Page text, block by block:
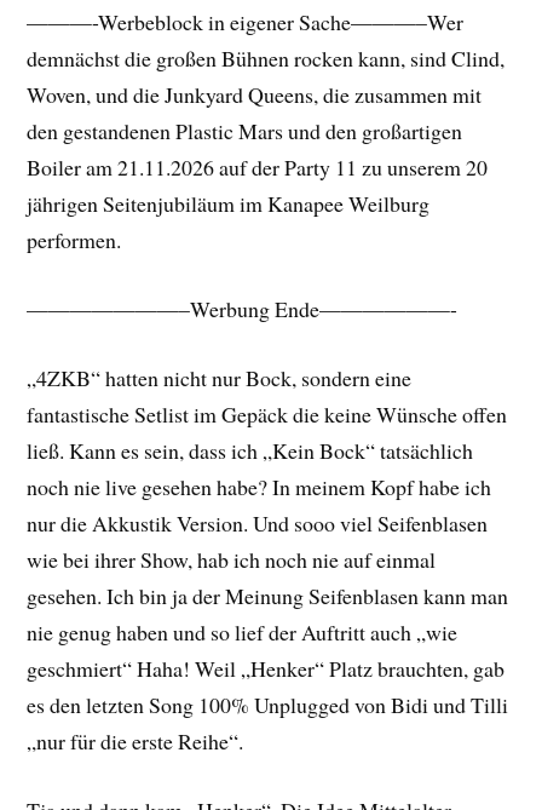
———-Werbeblock in eigener Sache———–Wer
demnächst die großen Bühnen rocken kann, sind Clind,
Woven, und die Junkyard Queens, die zusammen mit
den gestandenen Plastic Mars und den großartigen
Boiler am 21.11.2026 auf der Party 11 zu unserem 20
jährigen Seitenjubiläum im Kanapee Weilburg
performen.
———————–Werbung Ende——————-
„4ZKB“ hatten nicht nur Bock, sondern eine
fantastische Setlist im Gepäck die keine Wünsche offen
ließ. Kann es sein, dass ich „Kein Bock“ tatsächlich
noch nie live gesehen habe? In meinem Kopf habe ich
nur die Akkustik Version. Und sooo viel Seifenblasen
wie bei ihrer Show, hab ich noch nie auf einmal
gesehen. Ich bin ja der Meinung Seifenblasen kann man
nie genug haben und so lief der Auftritt auch „wie
geschmiert“ Haha! Weil „Henker“ Platz brauchten, gab
es den letzten Song 100% Unplugged von Bidi und Tilli
„nur für die erste Reihe“.